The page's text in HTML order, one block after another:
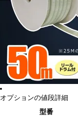
オプションの値段詳細
型番